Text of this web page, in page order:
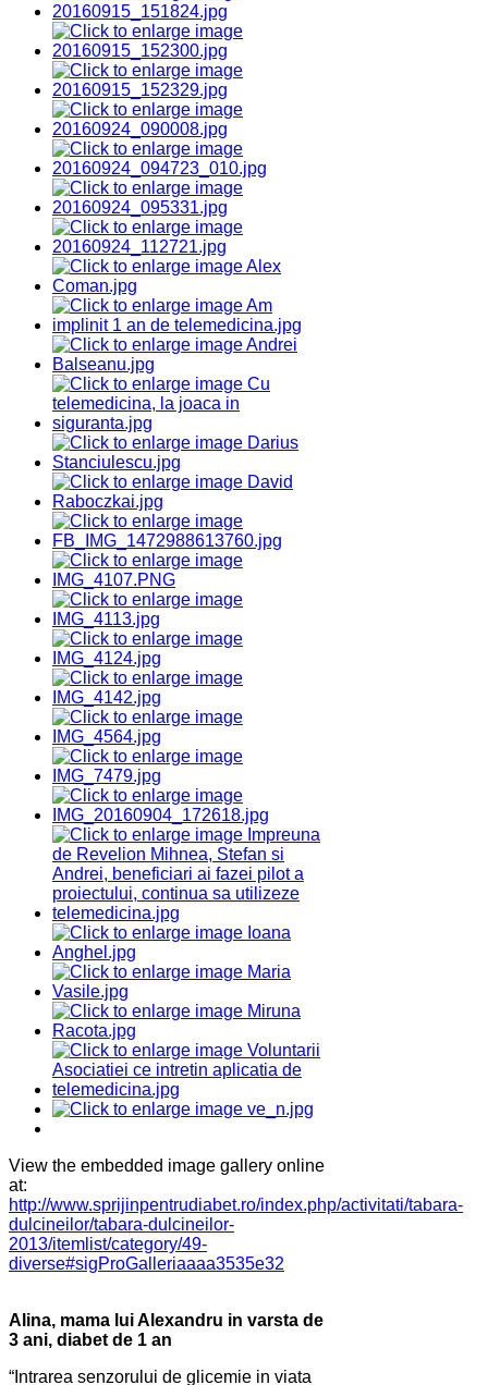
View the embedded image gallery online
at:
http://www.sprijinpentrudiabet.ro/index.php/activitati/tabara-
dulcineilor/tabara-dulcineilor-
2013/itemlist/category/49-
diverse#sigProGalleriaaaa3535e32
Alina, mama lui Alexandru in varsta de
3 ani, diabet de 1 an
“Intrarea senzorului de glicemie in viata